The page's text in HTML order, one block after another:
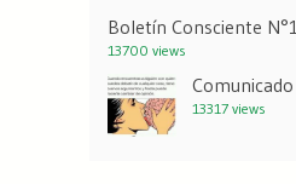
Boletín Consciente
13700 views
13317 views